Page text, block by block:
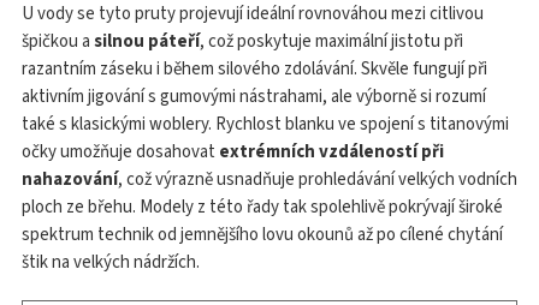
U vody se tyto pruty projevují ideální rovnováhou mezi citlivou
špičkou asilnou páteří, což poskytuje maximální jistotu při
razantním záseku i během silového zdolávání. Skvěle fungují při
aktivním jigování s gumovými nástrahami, ale výborně si rozumí
také s klasickými woblery. Rychlost blanku ve spojení s titanovými
očky umožňuje dosahovat extrémních vzdáleností při
nahazování, což výrazně usnadňuje prohledávání velkých vodních
ploch ze břehu. Modely z této řady tak spolehlivě pokrývají široké
spektrum technik od jemnějšího lovu okounů až po cílené chytání
štik na velkých nádržích.